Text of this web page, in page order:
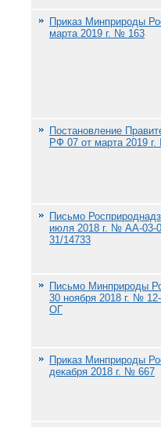
Приказ Минприроды
марта 2019 г. № 163
Постановление
РФ 07 от марта 2019
Письмо
июля 2018 г. № АА-03-
31/14733
Письмо Минприроды
30 ноября 2018 г. №
ОГ
Приказ Минприроды
декабря 2018 г. № 667